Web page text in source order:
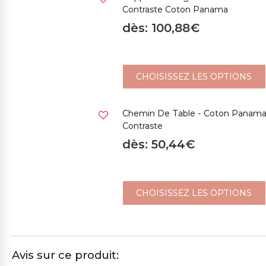
526CS GRIS FONCÉ
Contraste Coton Panama
dès: 100,88€
CHOISISSEZ LES OPTIONS
Chemin De Table - Coton
Contraste
dès: 50,44€
CHOISISSEZ LES OPTIONS
Avis sur ce produit: